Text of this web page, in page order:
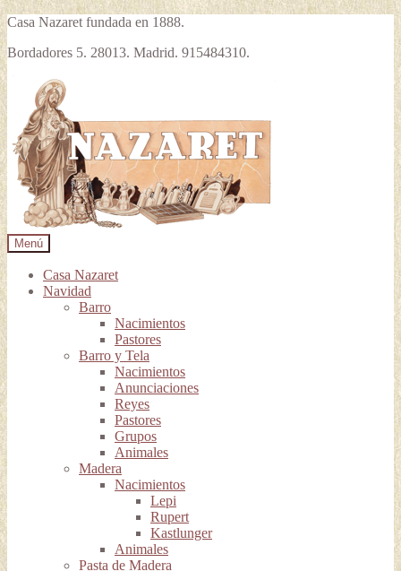
Casa Nazaret fundada en 1888.
Bordadores 5. 28013. Madrid. 915484310.
la
navegación
contenido
Menú
Casa Nazaret
Navidad
Barro
Nacimientos
Pastores
Barro y Tela
Nacimientos
Anunciaciones
Reyes
Pastores
Grupos
Animales
Madera
Nacimientos
Lepi
Rupert
Kastlunger
Animales
Pasta de Madera